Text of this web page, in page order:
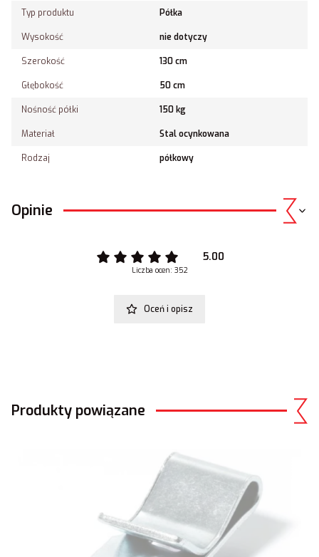
Typ produktu Półka
Wysokość nie dotyczy
Szerokość 130 cm
Głębokość 50 cm
Nośność półki 150 kg
Materiał Stal ocynkowana
Rodzaj półkowy
Opinie
5.00
Liczba ocen: 352
Oceń i opisz
Produkty powiązane